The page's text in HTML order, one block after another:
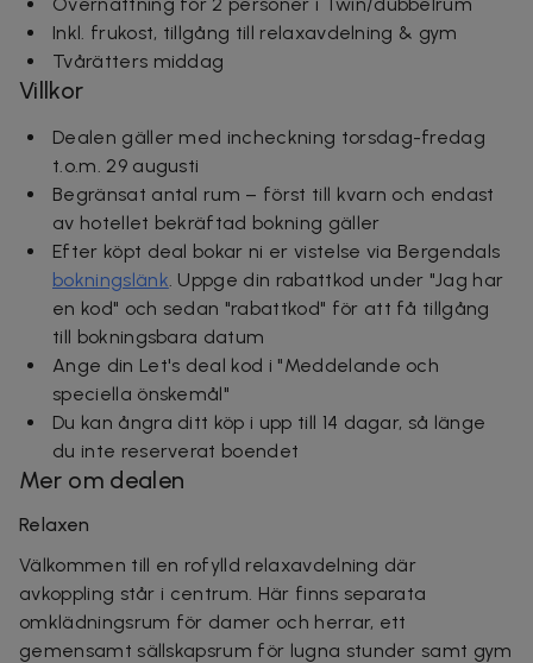
Övernattning för 2 personer i Twin/dubbelrum
Inkl. frukost, tillgång till relaxavdelning & gym
Tvårätters middag
Villkor
Dealen gäller med incheckning torsdag-fredag
t.o.m. 29 augusti
Begränsat antal rum – först till kvarn och endast
av hotellet bekräftad bokning gäller
Efter köpt deal bokar ni er vistelse via Bergendals
bokningslänk. Uppge din rabattkod under "Jag har
en kod" och sedan "rabattkod" för att få tillgång
till bokningsbara datum
Ange din Let's deal kod i "Meddelande och
speciella önskemål"
Du kan ångra ditt köp i upp till 14 dagar, så länge
du inte reserverat boendet
Mer om dealen
Relaxen
Välkommen till en rofylld relaxavdelning där
avkoppling står i centrum. Här finns separata
omklädningsrum för damer och herrar, ett
gemensamt sällskapsrum för lugna stunder samt gym